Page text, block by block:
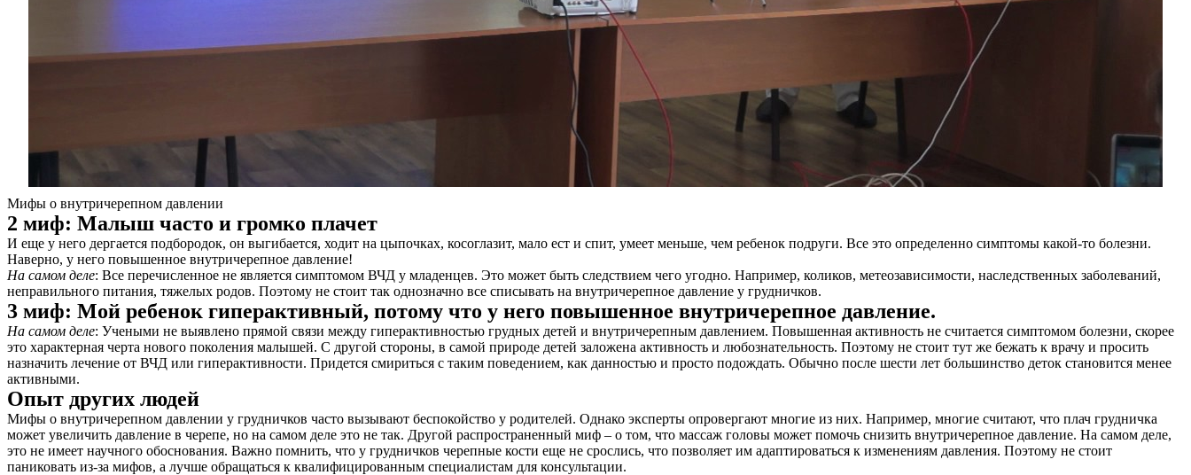
Мифы о внутричерепном давлении
2 миф: Малыш часто и громко плачет
И еще у него дергается подбородок, он выгибается, ходит на цыпочках, косоглазит, мало ест и спит, умеет меньше, чем ребенок подруги. Все это определенно симптомы какой-то болезни.
Наверно, у него повышенное внутричерепное давление!
На самом деле: Все перечисленное не является симптомом ВЧД у младенцев. Это может быть следствием чего угодно. Например, коликов, метеозависимости, наследственных заболеваний,
неправильного питания, тяжелых родов. Поэтому не стоит так однозначно все списывать на внутричерепное давление у грудничков.
3 миф: Мой ребенок гиперактивный, потому что у него повышенное внутричерепное давление.
На самом деле: Учеными не выявлено прямой связи между гиперактивностью грудных детей и внутричерепным давлением. Повышенная активность не считается симптомом болезни, скорее
это характерная черта нового поколения малышей. С другой стороны, в самой природе детей заложена активность и любознательность. Поэтому не стоит тут же бежать к врачу и просить
назначить лечение от ВЧД или гиперактивности. Придется смириться с таким поведением, как данностью и просто подождать. Обычно после шести лет большинство деток становится менее
активными.
Опыт других людей
Мифы о внутричерепном давлении у грудничков часто вызывают беспокойство у родителей. Однако эксперты опровергают многие из них. Например, многие считают, что плач грудничка
может увеличить давление в черепе, но на самом деле это не так. Другой распространенный миф – о том, что массаж головы может помочь снизить внутричерепное давление. На самом деле,
это не имеет научного обоснования. Важно помнить, что у грудничков черепные кости еще не срослись, что позволяет им адаптироваться к изменениям давления. Поэтому не стоит
паниковать из-за мифов, а лучше обращаться к квалифицированным специалистам для консультации.